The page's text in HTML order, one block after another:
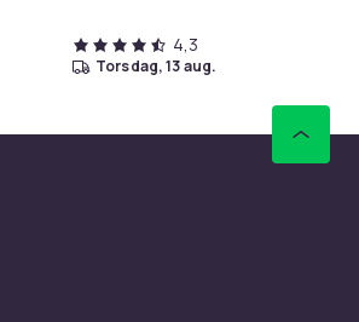
4,3
torsdag, 13 aug.